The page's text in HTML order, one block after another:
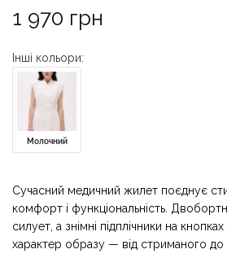
1 970 грн
Інші кольори:
Молочний
Сучасний медичний жилет поєднує
комфорт і функціональність.
силует, а знімні підплічники на
характер образу — від стриманого до